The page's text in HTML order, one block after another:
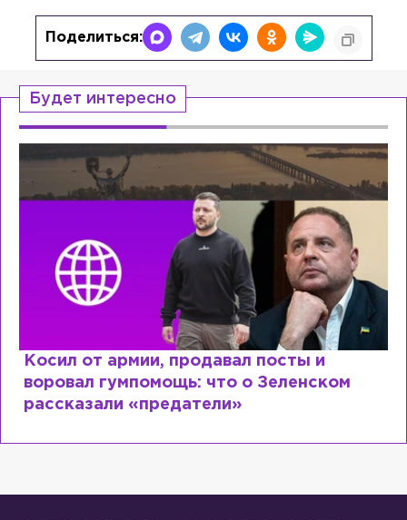
Поделиться:
Будет интересно
и
Рыдает из-за мужа, но опять
Лазаревым: как Лера
сходит с ума